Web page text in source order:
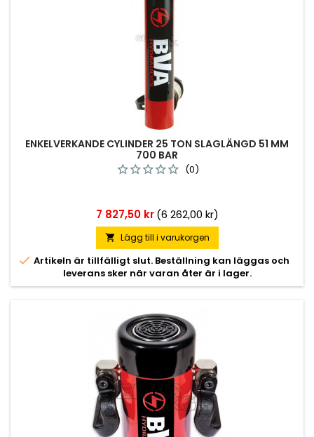
ENKELVERKANDE CYLINDER 25 TON SLAGLÄNGD 51 MM
700 BAR
(0)
Pris
7 827,50 kr (6 262,00 kr)
 Lägg till i varukorgen
 Artikeln är tillfälligt slut. Beställning kan läggas och
leverans sker när varan åter är i lager.